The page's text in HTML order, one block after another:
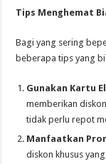
Tips Menghemat
Bagi yang sering
beberapa tips yang
Gunakan Kartu
memberikan
tidak perlu repot
Manfaatkan
diskon khusus